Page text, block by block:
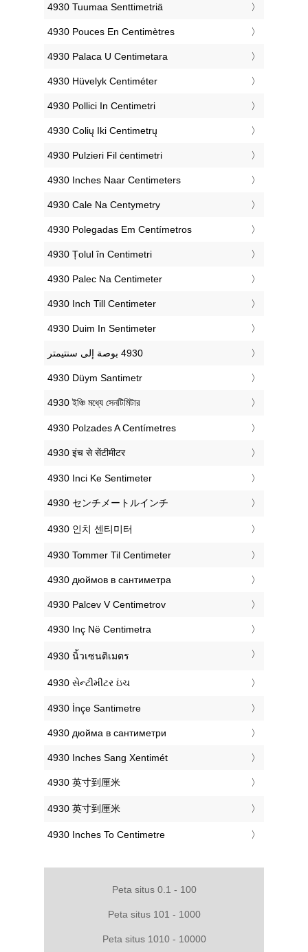
‎4930 Tuumaa Senttimetriä
‎4930 Pouces En Centimètres
‎4930 Palaca U Centimetara
‎4930 Hüvelyk Centiméter
‎4930 Pollici In Centimetri
‎4930 Colių Iki Centimetrų
‎4930 Pulzieri Fil ċentimetri
‎4930 Inches Naar Centimeters
‎4930 Cale Na Centymetry
‎4930 Polegadas Em Centímetros
‎4930 Țolul în Centimetri
‎4930 Palec Na Centimeter
‎4930 Inch Till Centimeter
‎4930 Duim In Sentimeter
‎4930 Düym Santimetr
‎4930 ইঞ্চি মধ্যে সেনটিমিটার
‎4930 Polzades A Centímetres
‎4930 इंच से सेंटीमीटर
‎4930 Inci Ke Sentimeter
‎4930 センチメートルインチ
‎4930 인치 센티미터
‎4930 Tommer Til Centimeter
‎4930 дюймов в сантиметра
‎4930 Palcev V Centimetrov
‎4930 Inç Në Centimetra
‎4930 นิ้วเซนติเมตร
‎4930 સેન્ટીમીટર ઇંચ
‎4930 İnçe Santimetre
‎4930 дюйма в сантиметри
‎4930 Inches Sang Xentimét
‎4930 英寸到厘米
‎4930 英寸到厘米
‎4930 Inches To Centimetre
Peta situs 0.1 - 100
Peta situs 101 - 1000
Peta situs 1010 - 10000